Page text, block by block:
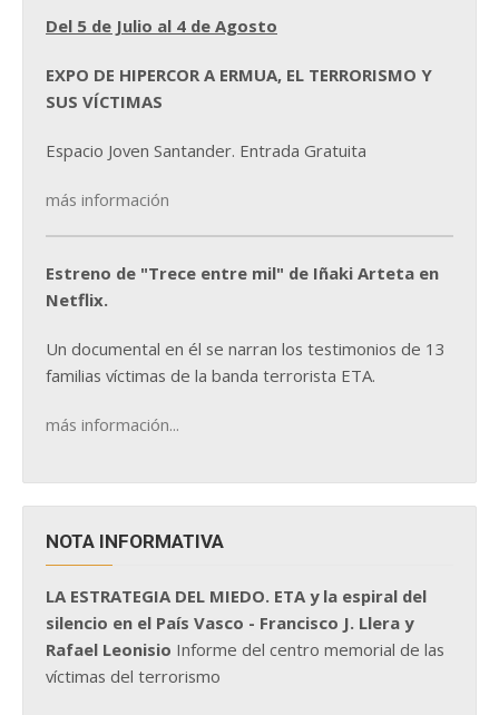
Del 5 de Julio al 4 de Agosto
EXPO DE HIPERCOR A ERMUA, EL TERRORISMO Y
SUS VÍCTIMAS
Espacio Joven Santander. Entrada Gratuita
más información
Estreno de "Trece entre mil" de Iñaki Arteta en
Netflix.
Un documental en él se narran los testimonios de 13
familias víctimas de la banda terrorista ETA.
más información...
NOTA INFORMATIVA
LA ESTRATEGIA DEL MIEDO. ETA y la espiral del
silencio en el País Vasco - Francisco J. Llera y
Rafael Leonisio Informe del centro memorial de las
víctimas del terrorismo